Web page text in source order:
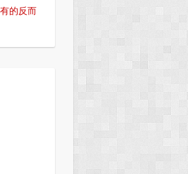
的反而